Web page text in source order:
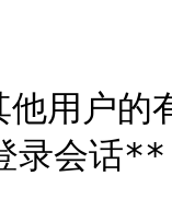
用户
录会话**